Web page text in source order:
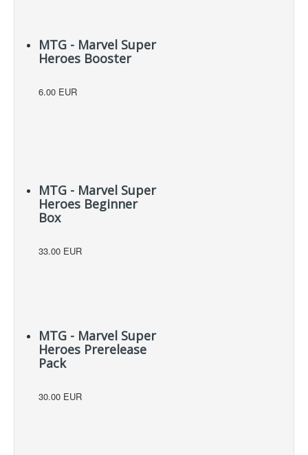
MTG - Marvel Super
Heroes Booster
6.00 EUR
MTG - Marvel Super
Heroes Beginner
Box
33.00 EUR
MTG - Marvel Super
Heroes Prerelease
Pack
30.00 EUR